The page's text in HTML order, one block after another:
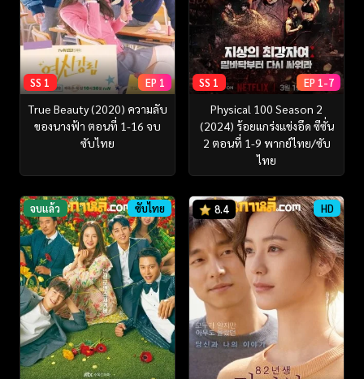
SS 1 EP 1
True Beauty (2020) ความลับ
ของนางฟ้า ตอนที่ 1-16 จบ
ซับไทย
SS 1 EP 1-7
Physical 100 Season 2
(2024) ร้อยแกร่งแข่งอึด ซีซั่น
2 ตอนที่ 1-9 พากย์ไทย/ซับ
ไทย
จบแล้ว ซับไทย 8.4 HD